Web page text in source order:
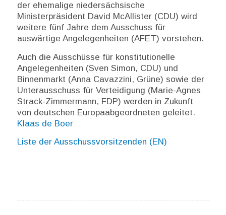
der ehemalige niedersächsische
Ministerpräsident David McAllister (CDU) wird
weitere fünf Jahre dem Ausschuss für
auswärtige Angelegenheiten (AFET) vorstehen.
Auch die Ausschüsse für konstitutionelle
Angelegenheiten (Sven Simon, CDU) und
Binnenmarkt (Anna Cavazzini, Grüne) sowie der
Unterausschuss für Verteidigung (Marie-Agnes
Strack-Zimmermann, FDP) werden in Zukunft
von deutschen Europaabgeordneten geleitet.
Klaas de Boer
Liste der Ausschussvorsitzenden (EN)